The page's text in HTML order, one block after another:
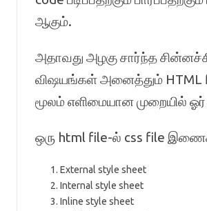
ஆகும்.
அதாவது அழகு சார்ந்த
விஷயங்கள் அனைத்தும் HTML
மூலம் எளிமையான முறையில்
ஒரு html file-ல் css file
External style sheet
Internal style sheet
Inline style sheet